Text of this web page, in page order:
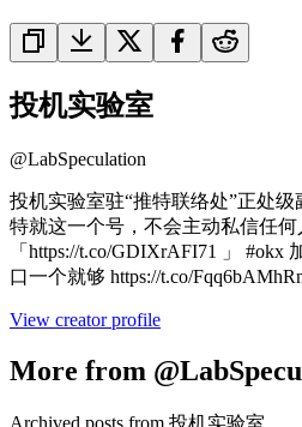
投机实验室
@LabSpeculation
投机实验室驻“推特联络处”正处
特就这一个号，不会主动私信任何
「https://t.co/GDIXrAFI71 」 #okx
口一个就够 https://t.co/
View creator profile
More from
Archived posts from 投机实验室